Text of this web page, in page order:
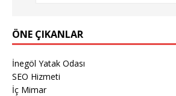
ÖNE ÇIKANLAR
İnegöl Yatak Odası
SEO Hizmeti
İç Mimar